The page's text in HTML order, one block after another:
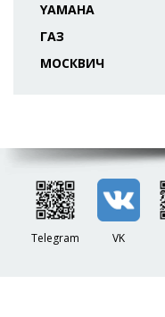
YAMAHA
ГАЗ
МОСКВИЧ
Telegram VK